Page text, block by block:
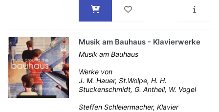
Musik am Bauhaus - Klavierwerke
Musik am Bauhaus
Werke von
J. M. Hauer, St.Wolpe, H. H.
Stuckenschmidt, G. Antheil, W. Vogel
Steffen Schleiermacher, Klavier